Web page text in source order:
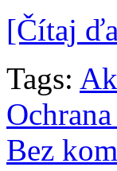
[Čítaj
Tags:
Bez